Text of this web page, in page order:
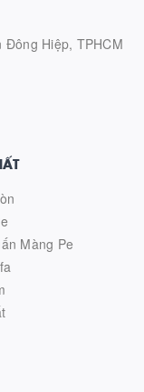
Hiệp, TPHCM
Màng Pe